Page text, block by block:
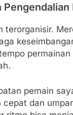
terorganisir.
pemain
dan